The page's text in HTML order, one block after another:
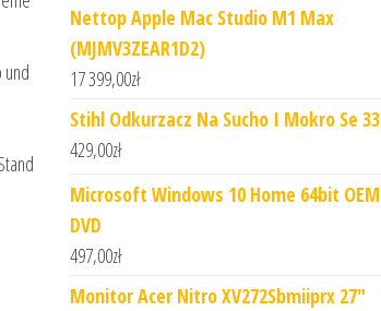
Nettop Apple Mac Studio M1 Max
(MJMV3ZEAR1D2)
17 399,00zł
Stihl Odkurzacz Na Sucho I Mokro Se 33
429,00zł
Microsoft Windows 10 Home 64bit OEM
DVD
497,00zł
Monitor Acer Nitro XV272Sbmiiprx 27"